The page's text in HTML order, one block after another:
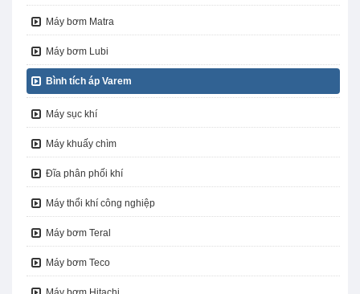
Máy bơm Matra
Máy bơm Lubi
Bình tích áp Varem
Máy sục khí
Máy khuấy chìm
Đĩa phân phối khí
Máy thổi khí công nghiệp
Máy bơm Teral
Máy bơm Teco